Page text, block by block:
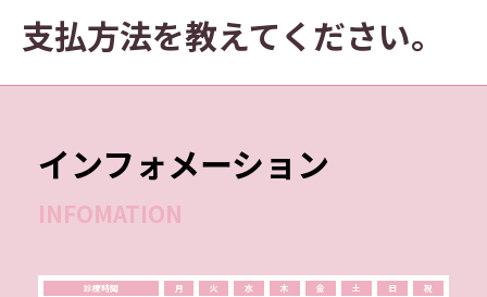
支払方法を教えてください。
インフォメーション
INFOMATION
診療時間 月 火 水 木 金 土 日
祝